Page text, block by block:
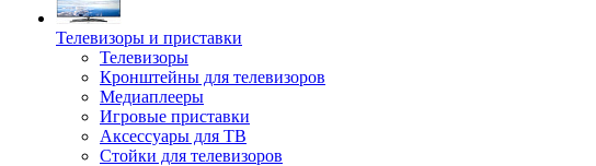
Телевизоры и приставки
Телевизоры
Кронштейны для телевизоров
Медиаплееры
Игровые приставки
Аксессуары для ТВ
Стойки для телевизоров